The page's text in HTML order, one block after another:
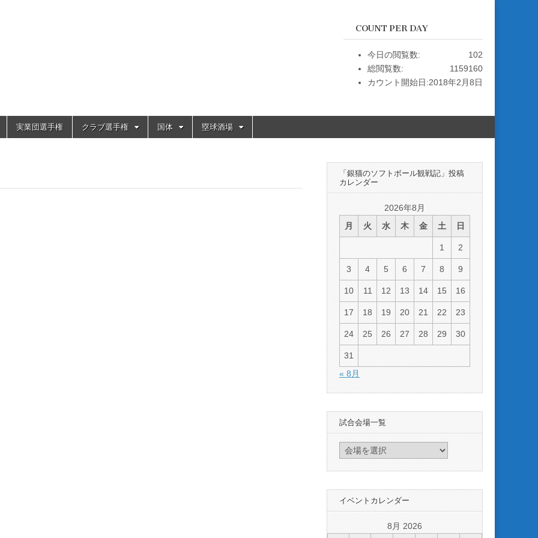
COUNT PER DAY
102
今日の閲覧数:
1159160
総閲覧数:
2018年2月8日
カウント開始日:
実業団選手権 クラブ選手権 国体 塁球酒場
「銀猫のソフトボール観戦記」投稿
カレンダー
2026年8月
月
火 水 木 金 土 日
1 2
3 4 5 6 7 8 9
10 11 12 13 14 15 16
17 18 19 20 21 22 23
24 25 26 27 28 29 30
31
« 8月
試合会場一覧
イベントカレンダー
8月 2026